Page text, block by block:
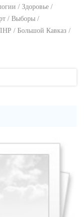
/ Здоровье /
/ Выборы /
/ Большой Кавказ /